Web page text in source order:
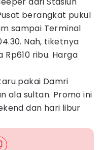
berangkat pukul
sampai Terminal
Nah, tiketnya
ribu. Harga
pakai Damri
ala sultan. Promo ini
dan hari libur